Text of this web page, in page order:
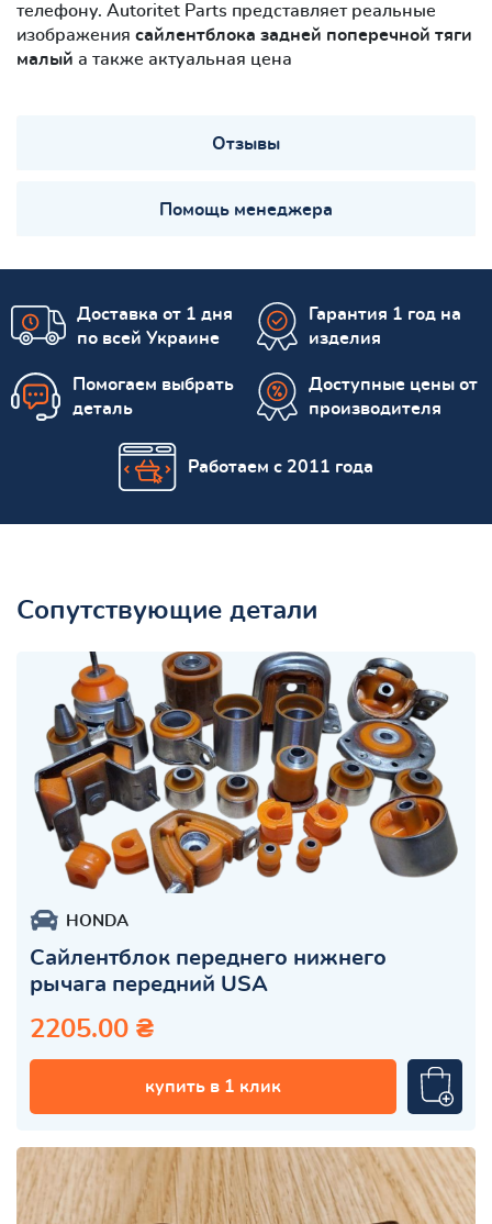
телефону. Autoritet Parts представляет реальные
изображения сайлентблокa задней поперечной тяги
малый а также актуальная цена
Отзывы
Помощь менеджера
Доставка от 1 дня
по всей Украине
Гарантия 1 год на
изделия
Помогаем выбрать
деталь
Доступные цены от
производителя
Работаем с 2011 года
Сопутствующие детали
HONDA
Сайлентблок переднего нижнего
рычага передний USA
2205.00 ₴
купить в 1 клик